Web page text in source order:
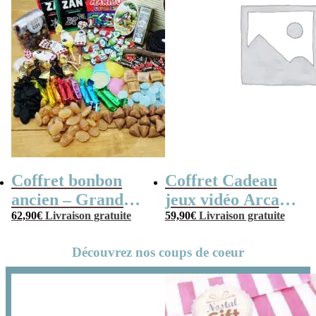
Coffret bonbon
ancien – Grande
mallette en métal
coffret cadeau
grand-père
62,90€ Livraison gratuite
Coffret Cadeau
jeux vidéo Arcade
70s (Avec Mini
59,90€Livraison gratuite
Découvrez nos coups de coeur